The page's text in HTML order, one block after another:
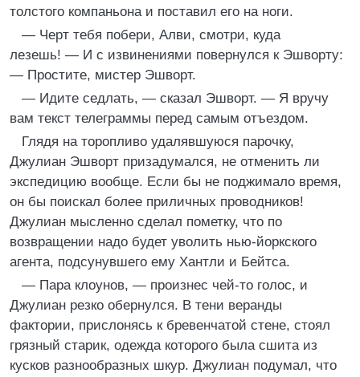
толстого компаньона и поставил его на ноги.
— Черт тебя побери, Алви, смотри, куда
лезешь! — И с извинениями повернулся к Эшворту:
— Простите, мистер Эшворт.
— Идите седлать, — сказал Эшворт. — Я вручу
вам текст телеграммы перед самым отъездом.
Глядя на торопливо удалявшуюся парочку,
Джулиан Эшворт призадумался, не отменить ли
экспедицию вообще. Если бы не поджимало время,
он бы поискал более приличных проводников!
Джулиан мысленно сделал пометку, что по
возвращении надо будет уволить нью-йоркского
агента, подсунувшего ему Хантли и Бейтса.
— Пара клоунов, — произнес чей-то голос, и
Джулиан резко обернулся. В тени веранды
фактории, прислонясь к бревенчатой стене, стоял
грязный старик, одежда которого была сшита из
кусков разнообразных шкур. Джулиан подумал, что